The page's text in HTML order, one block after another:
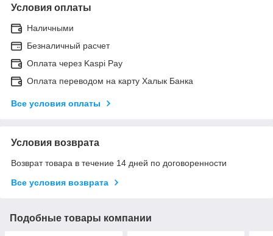
Условия оплаты
Наличными
Безналичный расчет
Оплата через Kaspi Pay
Оплата переводом на карту Халык Банка
Все условия оплаты
Условия возврата
Возврат товара в течение 14 дней по договоренности
Все условия возврата
Подобные товары компании